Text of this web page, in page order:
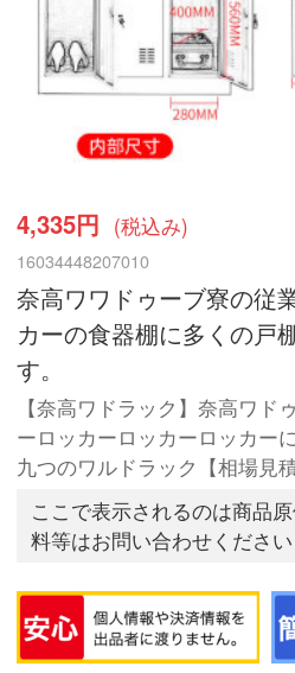
4,335円 (税込み)
16034448207010
奈高ワワドゥーブ寮の従
カーの食器棚に多くの戸
す。
【奈高ワドラック】奈高ワド
ーロッカーロッカーロッカー
九つのワルドラック【相場見
ここで表示されるのは商品
料等はお問い合わせください